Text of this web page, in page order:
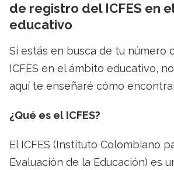
de registro del ICFES en
educativo
Si estás en busca de tu número
ICFES en el ámbito educativo,
aquí te enseñaré cómo
¿Qué es el ICFES?
El ICFES (Instituto Colombiano
Evaluación de la Educación) es